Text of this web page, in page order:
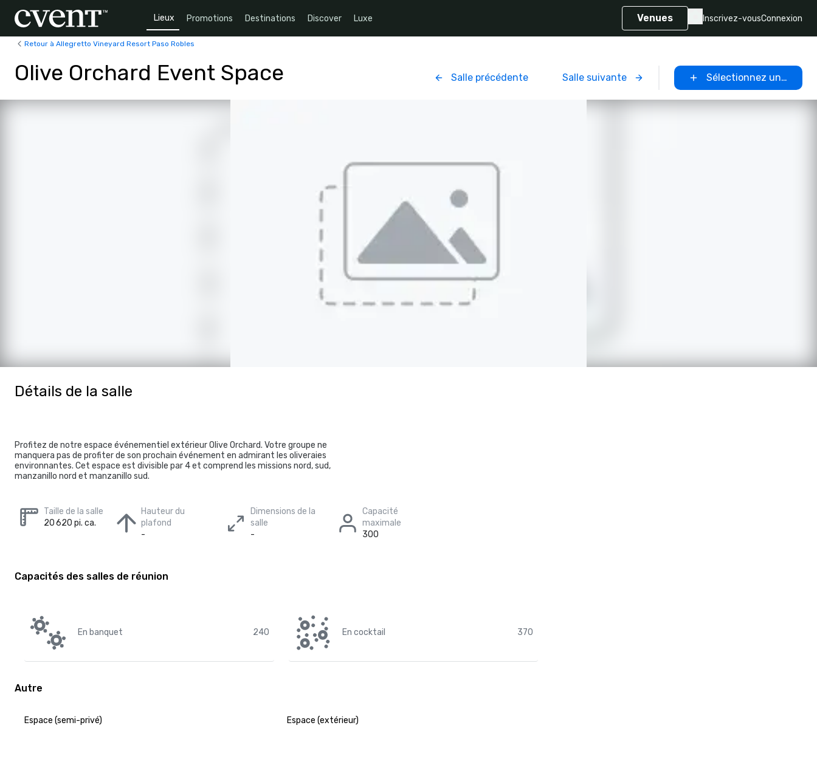
Lieux Promotions Destinations Discover Luxe Venues Inscrivez-vousConnexion
Retour à Allegretto Vineyard Resort Paso Robles
Olive Orchard Event Space Salle précédente Salle suivante Sélectionnez un lieu
Détails de la salle
Profitez de notre espace événementiel extérieur Olive Orchard. Votre groupe ne
manquera pas de profiter de son prochain événement en admirant les oliveraies
environnantes. Cet espace est divisible par 4 et comprend les missions nord, sud,
manzanillo nord et manzanillo sud.
Taille de la salle
20 620 pi. ca.
Hauteur du
plafond
-
Dimensions de la
salle
-
Capacité
maximale
300
Capacités des salles de réunion
En banquet 240 En cocktail 370
Autre
Espace (semi-privé) Espace (extérieur)